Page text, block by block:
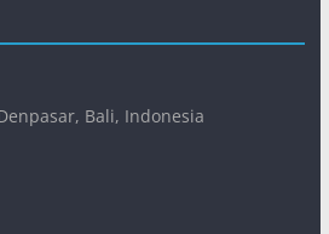
Bali, Indonesia